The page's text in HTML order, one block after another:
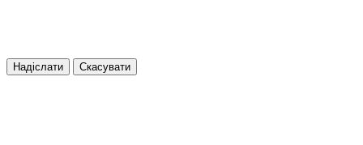
Надіслати Скасувати